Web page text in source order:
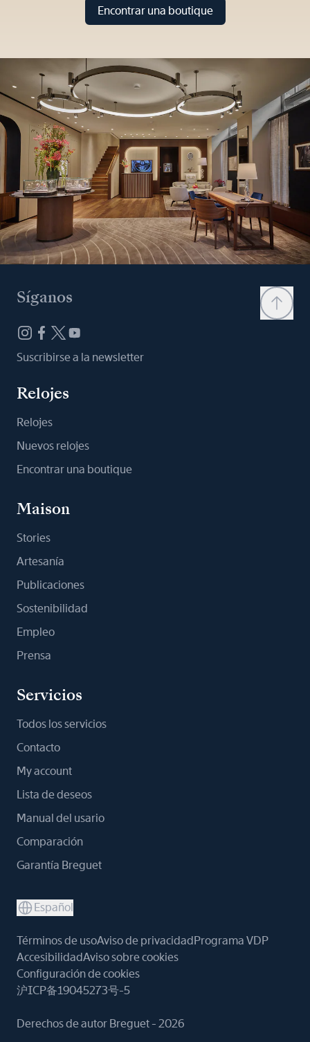
Encontrar una boutique
Síganos
Suscribirse a la newsletter
Relojes
Relojes
Nuevos relojes
Encontrar una boutique
Maison
Stories
Artesanía
Publicaciones
Sostenibilidad
Empleo
Prensa
Servicios
Todos los servicios
Contacto
My account
Lista de deseos
Manual del usario
Comparación
Garantía Breguet
Español
Términos de usoAviso de privacidadPrograma VDP
AccesibilidadAviso sobre cookies
Configuración de cookies
沪ICP备19045273号-5
Derechos de autor Breguet - 2026